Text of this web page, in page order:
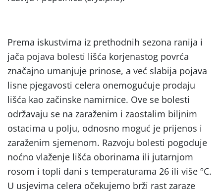
Prema iskustvima iz prethodnih sezona ranija i
jača pojava bolesti lišća korjenastog povrća
značajno umanjuje prinose, a već slabija pojava
lisne pjegavosti celera onemogućuje prodaju
lišća kao začinske namirnice. Ove se bolesti
održavaju se na zaraženim i zaostalim biljnim
ostacima u polju, odnosno moguć je prijenos i
zaraženim sjemenom. Razvoju bolesti pogoduje
noćno vlaženje lišća oborinama ili jutarnjom
rosom i topli dani s temperaturama 26 ili više ºC.
U usjevima celera očekujemo brži rast zaraze